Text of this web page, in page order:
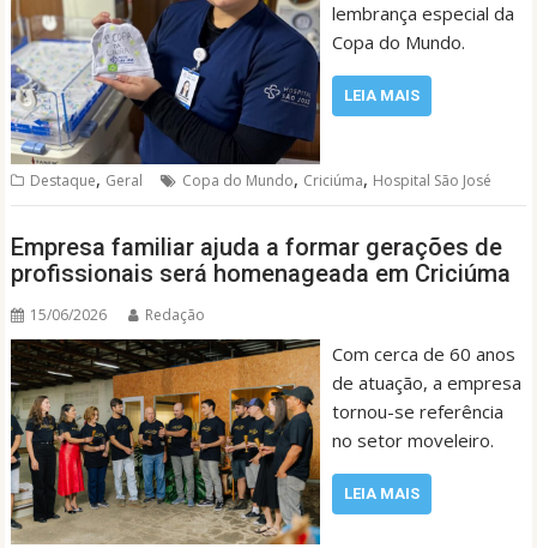
lembrança especial da
Copa do Mundo.
LEIA MAIS
Destaque, Geral Copa do Mundo, Criciúma, Hospital São José
Empresa familiar ajuda a formar gerações de
profissionais será homenageada em Criciúma
15/06/2026 Redação
Com cerca de 60 anos
de atuação, a empresa
tornou-se referência
no setor moveleiro.
LEIA MAIS